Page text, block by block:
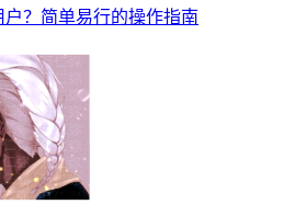
？简单易行的操作指南